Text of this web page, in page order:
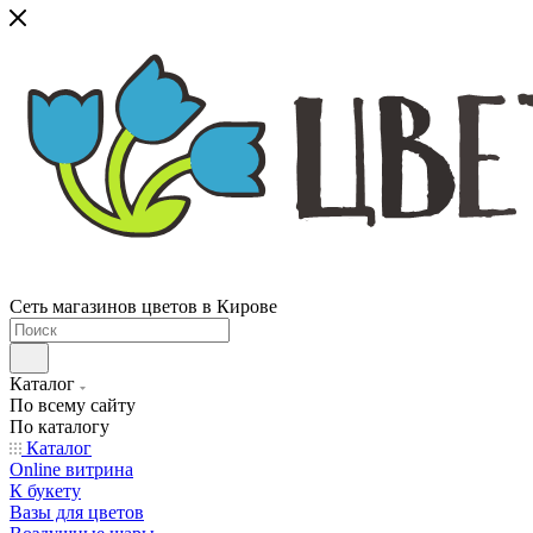
Сеть магазинов цветов в Кирове
Каталог
По всему сайту
По каталогу
Каталог
Online витрина
К букету
Вазы для цветов